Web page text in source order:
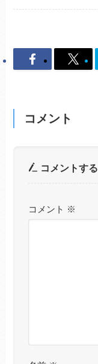
コメント
コメントする
コメント ※